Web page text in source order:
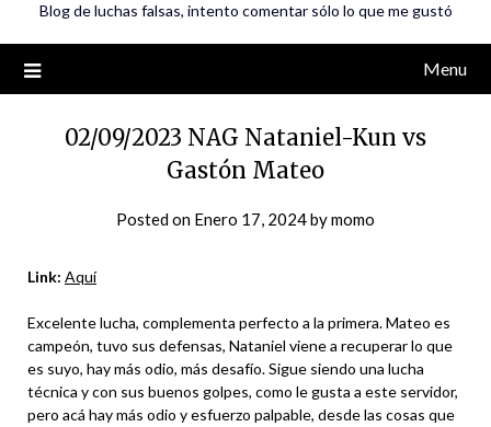
Blog de luchas falsas, intento comentar sólo lo que me gustó
Menu
02/09/2023 NAG Nataniel-Kun vs
Gastón Mateo
Posted on Enero 17, 2024bymomo
Link: Aquí
Excelente lucha, complementa perfecto a la primera. Mateo es
campeón, tuvo sus defensas, Nataniel viene a recuperar lo que
es suyo, hay más odio, más desafío. Sigue siendo una lucha
técnica y con sus buenos golpes, como le gusta a este servidor,
pero acá hay más odio y esfuerzo palpable, desde las cosas que